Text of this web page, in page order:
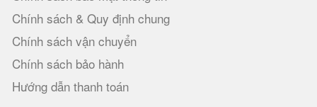
Chính sách & Quy định chung
Chính sách vận chuyển
Chính sách bảo hành
Hướng dẫn thanh toán